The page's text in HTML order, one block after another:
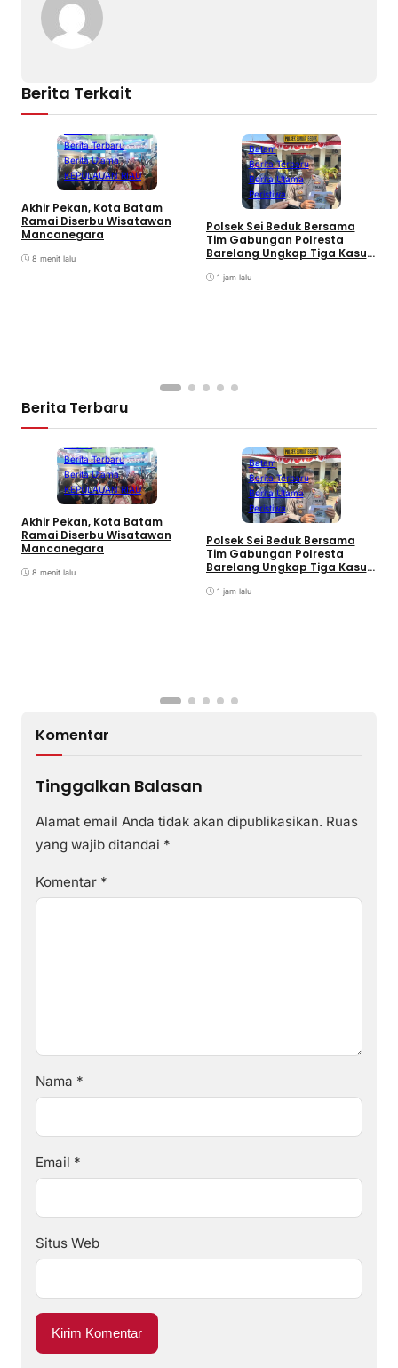
Berita Terkait
Berita Terbaru
Berita Utama
KEPULAUAN RIAU
Akhir Pekan, Kota Batam
Ramai Diserbu Wisatawan
Mancanegara
8 menit lalu
Batam
Berita Terbaru
Berita Utama
Peristiwa
Polsek Sei Beduk Bersama
Tim Gabungan Polresta
Barelang Ungkap Tiga Kasus
1 jam lalu
Berita Terbaru
Berita Terbaru
Berita Utama
KEPULAUAN RIAU
Akhir Pekan, Kota Batam
Ramai Diserbu Wisatawan
Mancanegara
8 menit lalu
Batam
Berita Terbaru
Berita Utama
Peristiwa
Polsek Sei Beduk Bersama
Tim Gabungan Polresta
Barelang Ungkap Tiga Kasus
1 jam lalu
Komentar
Tinggalkan Balasan
Alamat email Anda tidak akan dipublikasikan. Ruas
yang wajib ditandai *
Komentar *
Nama *
Email *
Situs Web